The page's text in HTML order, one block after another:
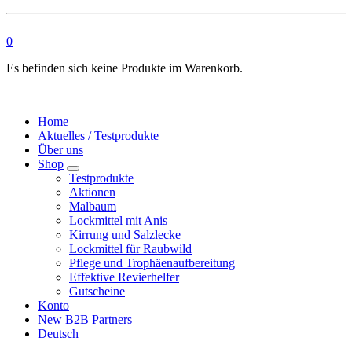
0
Es befinden sich keine Produkte im Warenkorb.
Home
Aktuelles / Testprodukte
Über uns
Shop
Testprodukte
Aktionen
Malbaum
Lockmittel mit Anis
Kirrung und Salzlecke
Lockmittel für Raubwild
Pflege und Trophäenaufbereitung
Effektive Revierhelfer
Gutscheine
Konto
New B2B Partners
Deutsch